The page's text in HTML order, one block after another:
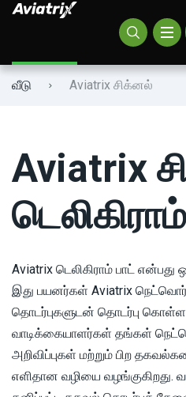
வீடு Aviatrix சிக்னல்
Aviatrix
Aviatrix டெலிகிராம் பாட்
இது பயனர்கள் Aviatrix
தொடர்புகளுடன் தொடர்பு கொள்ள
வாடிக்கையாளர்கள் தங்கள்
அறிவிப்புகள் மற்றும் பிற
எளிதான வழியை
Aviatrix சிக்னல்
Olimp
Leon.Bet
Pin-Up
ஃபேவ்பெட்
VBet
SlotPesa
GalaBet